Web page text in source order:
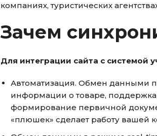
компаниях, туристических
Зачем
Для интеграции сайта с системой
Автоматизация. Обмен данными
информации о товаре, поддержка
формирование первичной
«плюшек» сделает работу вашей